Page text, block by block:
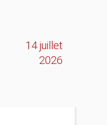
14 juillet
2026